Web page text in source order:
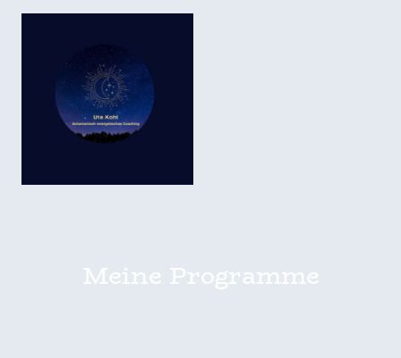
Meine Programme